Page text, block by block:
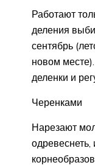
Работают
деления
сентябрь
новом
деленки и
Черенками
Нарезают